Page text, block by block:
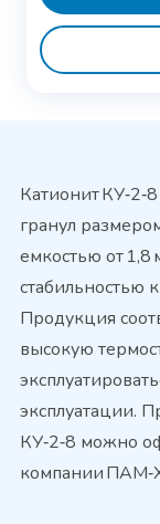
Катионит
гранул
емкостью от 1,8
стабильностью
Продукция
высокую
эксплуатации.
КУ‑2‑8 можно
компании